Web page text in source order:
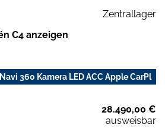
Zentrallager
C4 anzeigen
360 Kamera LED ACC Apple CarPl
28.490,00 €
ausweisbar